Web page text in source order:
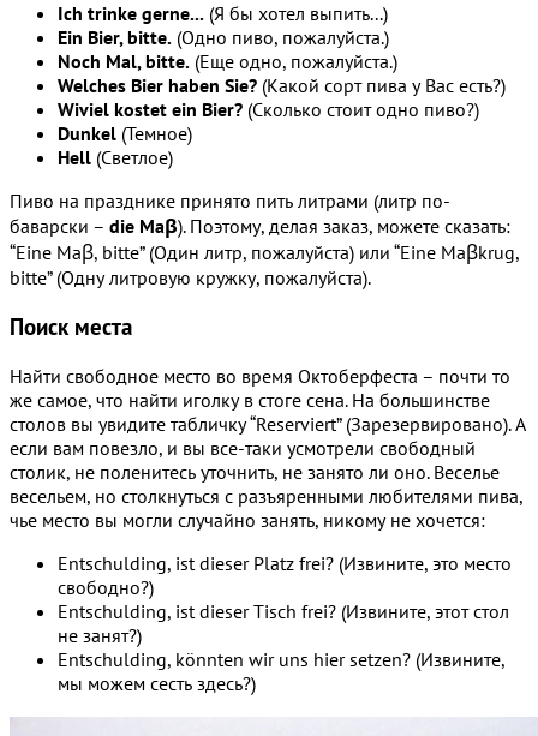
Ich trinke gerne... (Я бы хотел выпить...)
Ein Bier, bitte. (Одно пиво, пожалуйста.)
Noch Mal, bitte. (Еще одно, пожалуйста.)
Welches Bier haben Sie? (Какой сорт пива у Вас есть?)
Wiviel kostet ein Bier? (Сколько стоит одно пиво?)
Dunkel (Темное)
Hell (Светлое)
Пиво на празднике принято пить литрами (литр по-
баварски – die Maβ). Поэтому, делая заказ, можете сказать:
“Eine Maβ, bitte” (Один литр, пожалуйста) или “Eine Maβkrug,
bitte” (Одну литровую кружку, пожалуйста).
Поиск места
Найти свободное место во время Октоберфеста – почти то
же самое, что найти иголку в стоге сена. На большинстве
столов вы увидите табличку “Reserviert” (Зарезервировано). А
если вам повезло, и вы все-таки усмотрели свободный
столик, не поленитесь уточнить, не занято ли оно. Веселье
весельем, но столкнуться с разъяренными любителями пива,
чье место вы могли случайно занять, никому не хочется:
Entschulding, ist dieser Platz frei? (Извините, это место
свободно?)
Entschulding, ist dieser Tisch frei? (Извините, этот стол
не занят?)
Entschulding, könnten wir uns hier setzen? (Извините,
мы можем сесть здесь?)